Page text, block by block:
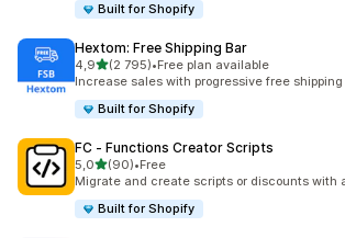
Built for Shopify
Hextom: Free Shipping Bar
4,9z 5 hvězd
(2 795)
Celkový počet recenzí: 2795
•Free plan available
Increase sales with progressive free
Built for Shopify
FC ‑ Functions Creator Scripts
5,0z 5 hvězd
(90)
Celkový počet recenzí: 90
•Free
Migrate and create scripts or discounts with
Built for Shopify